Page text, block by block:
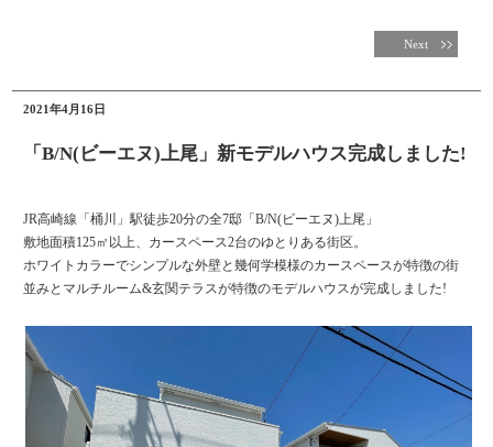
Next
2021年4月16日
「B/N(ビーエヌ)上尾」新モデルハウス完成しました!
JR高崎線「桶川」駅徒歩20分の全7邸「B/N(ビーエヌ)上尾」
敷地面積125㎡以上、カースペース2台のゆとりある街区。
ホワイトカラーでシンプルな外壁と幾何学模様のカースペースが特徴の街
並みとマルチルーム&玄関テラスが特徴のモデルハウスが完成しました!